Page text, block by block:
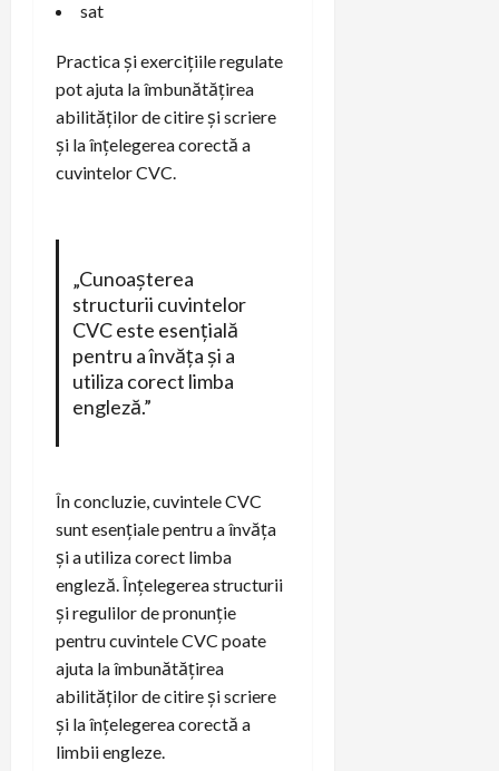
sat
Practica și exercițiile regulate
pot ajuta la îmbunătățirea
abilităților de citire și scriere
și la înțelegerea corectă a
cuvintelor CVC.
„Cunoașterea
structurii cuvintelor
CVC este esențială
pentru a învăța și a
utiliza corect limba
engleză.”
În concluzie, cuvintele CVC
sunt esențiale pentru a învăța
și a utiliza corect limba
engleză. Înțelegerea structurii
și regulilor de pronunție
pentru cuvintele CVC poate
ajuta la îmbunătățirea
abilităților de citire și scriere
și la înțelegerea corectă a
limbii engleze.